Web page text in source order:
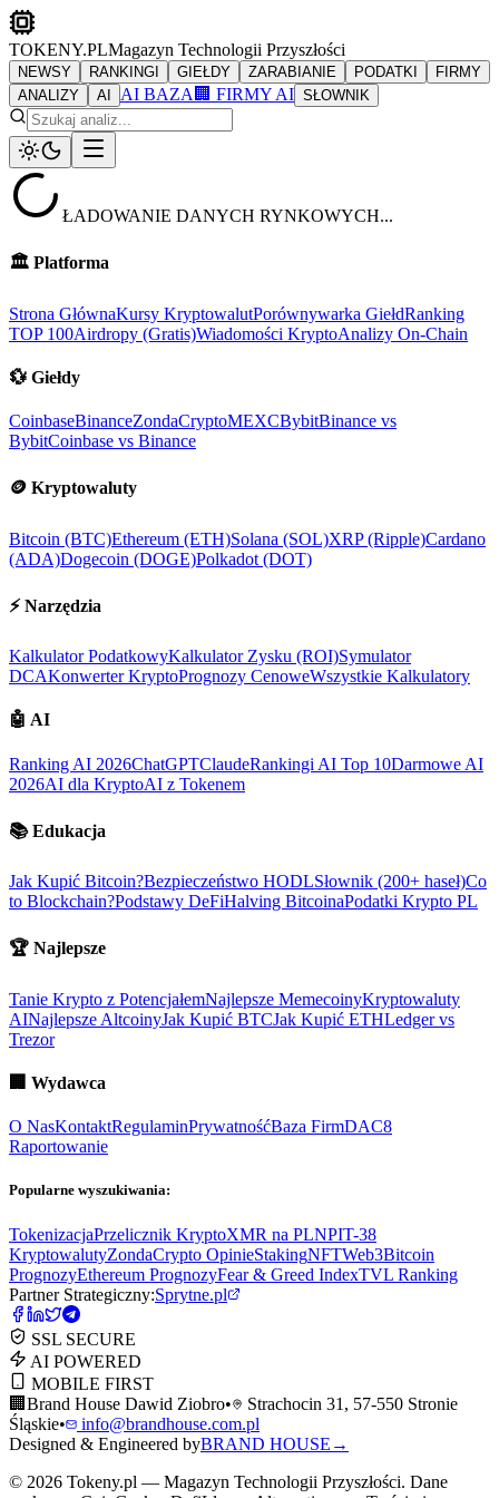
TOKENY.PLMagazyn Technologii Przyszłości
NEWSY RANKINGI GIEŁDY ZARABIANIE PODATKI
FIRMY
ANALIZY
AI AI BAZA 🏢 FIRMY AI SŁOWNIK
ŁADOWANIE DANYCH RYNKOWYCH...
🏛️ Platforma
Strona GłównaKursy KryptowalutPorównywarka GiełdRanking
TOP 100Airdropy (Gratis)Wiadomości KryptoAnalizy On-Chain
💱 Giełdy
CoinbaseBinanceZondaCryptoMEXCBybitBinance vs
BybitCoinbase vs Binance
🪙 Kryptowaluty
Bitcoin (BTC)Ethereum (ETH)Solana (SOL)XRP (Ripple)Cardano
(ADA)Dogecoin (DOGE)Polkadot (DOT)
⚡ Narzędzia
Kalkulator PodatkowyKalkulator Zysku (ROI)Symulator
DCAKonwerter KryptoPrognozy CenoweWszystkie Kalkulatory
🤖 AI
Ranking AI 2026ChatGPTClaudeRankingi AI Top 10Darmowe AI
2026AI dla KryptoAI z Tokenem
📚 Edukacja
Jak Kupić Bitcoin?Bezpieczeństwo HODLSłownik (200+ haseł)Co
to Blockchain?Podstawy DeFiHalving BitcoinaPodatki Krypto PL
🏆 Najlepsze
Tanie Krypto z PotencjałemNajlepsze MemecoinyKryptowaluty
AINajlepsze AltcoinyJak Kupić BTCJak Kupić ETHLedger vs
Trezor
🏢 Wydawca
O NasKontaktRegulaminPrywatnośćBaza FirmDAC8
Raportowanie
Popularne wyszukiwania:
TokenizacjaPrzelicznik KryptoXMR na PLNPIT-38
KryptowalutyZondaCrypto OpinieStakingNFTWeb3Bitcoin
PrognozyEthereum PrognozyFear & Greed IndexTVL Ranking
Partner Strategiczny:Sprytne.pl
SSL SECURE
AI POWERED
MOBILE FIRST
🏢 Brand House Dawid Ziobro•
Strachocin 31, 57-550 Stronie
Śląskie•
info@brandhouse.com.pl
Designed & Engineered byBRAND HOUSE →
© 2026 Tokeny.pl — Magazyn Technologii Przyszłości. Dane